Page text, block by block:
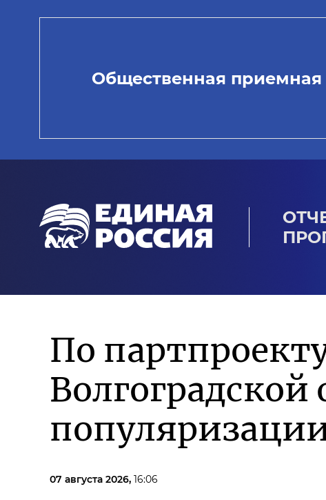
Общественная приемная
По
07 августа 2026, 16:06